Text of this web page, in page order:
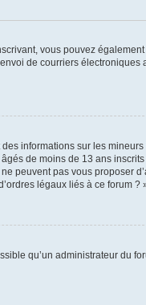
vous pouvez
de courriers électroniques
informations sur les
de moins de 13 ans inscrits
peuvent pas vous proposer
légaux liés à ce forum ?
qu’un administrateur du